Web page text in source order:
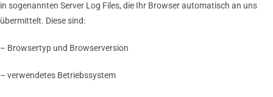
in sogenannten Server Log Files, die Ihr Browser automatisch an uns
übermittelt. Diese sind:
– Browsertyp und Browserversion
– verwendetes Betriebssystem